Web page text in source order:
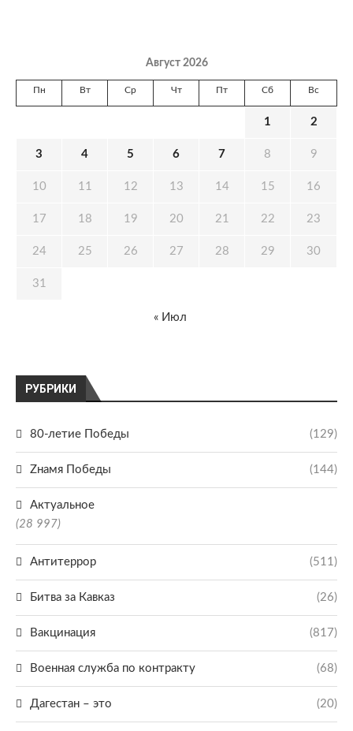
РУБРИКИ
80-летие Победы (129)
Zнамя Победы (144)
Актуальное
(28 997)
Антитеррор (511)
Битва за Кавказ (26)
Вакцинация (817)
Военная служба по контракту (68)
Дагестан – это (20)
Август 2026
Пн Вт Ср Чт Пт Сб Вс
1 2
3 4 5 6 7 8 9
10 11 12 13 14 15 16
17 18 19 20 21 22 23
24 25 26 27 28 29 30
31
« Июл